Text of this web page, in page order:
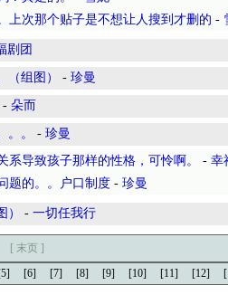
上次那个贴子是不想让人搜到才删的 -
剧团
（组图） - 珍曼
- 朵而
。 - 珍曼
系导致孩子那样的性格，可怜啊。
- 幸
题的。。户口制度 - 珍曼
- 一切任我行
[ 末页 ]
[6] [7] [8] [9] [10] [11] [12]